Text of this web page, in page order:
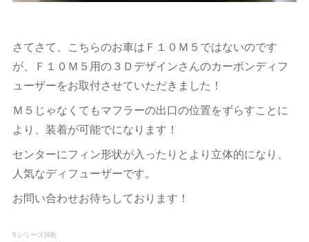
さてさて、こちらのお車はＦ１０Ｍ５ではないのです
が、Ｆ１０Ｍ５用の３Ｄデザインさんのカーボンディフ
ューザーをお取付させていただきました！
Ｍ５じゃなくてもマフラーの出口の位置をずらすことに
より、装着が可能でになります！
センターにフィン形状が入ったりとより立体的になり、
人気なディフューザーです。
お問い合わせお待ちしております！
5シリーズ(98)